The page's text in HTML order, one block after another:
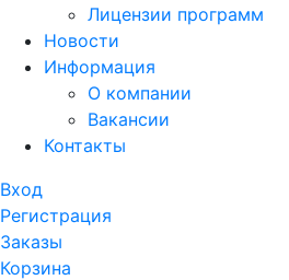
Лицензии программ
Новости
Информация
О компании
Вакансии
Контакты
Вход
Регистрация
Заказы
Корзина